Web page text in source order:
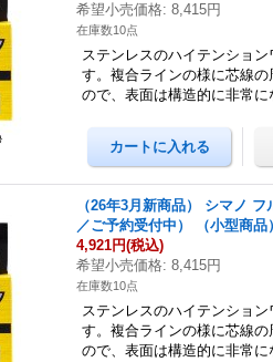
希望小売価格: 8,415円
在庫数10点
ステンレスのハイテンショ
す。複合ラインの様に芯線
ので、表面は構造的に非常
（26年3月新商品） シマノ
／ご予約受付中） （小型商品）
4,921円(税込)
希望小売価格: 8,415円
在庫数10点
ステンレスのハイテンショ
す。複合ラインの様に芯線
ので、表面は構造的に非常